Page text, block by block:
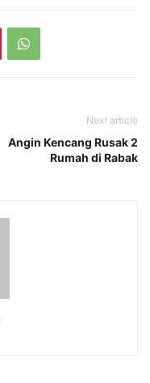
Next article
Angin Kencang Rusak 2
Rumah di Rabak